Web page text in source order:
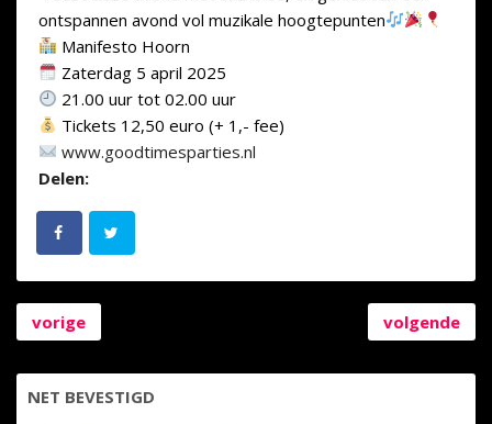
ontspannen avond vol muzikale hoogtepunten
Manifesto Hoorn
Zaterdag 5 april 2025
21.00 uur tot 02.00 uur
Tickets 12,50 euro (+ 1,- fee)
www.goodtimesparties.nl
Delen:
vorige volgende
NET BEVESTIGD